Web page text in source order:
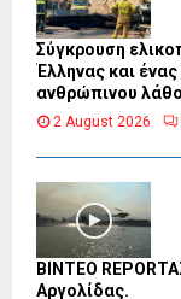
Σύγκρουση
Έλληνας και
ανθρώπινου
2 August 2026
BINTEO
Αργολίδας.